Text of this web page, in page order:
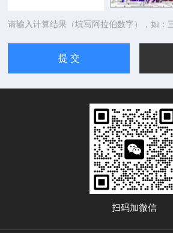
请输入计算结果（填写阿拉伯数字），如：
扫码加微信